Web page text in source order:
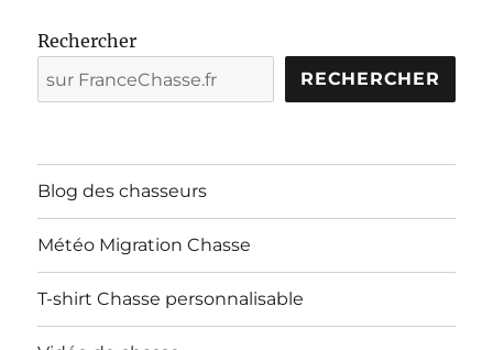
Rechercher
RECHERCHER
Blog des chasseurs
Météo Migration Chasse
T-shirt Chasse personnalisable